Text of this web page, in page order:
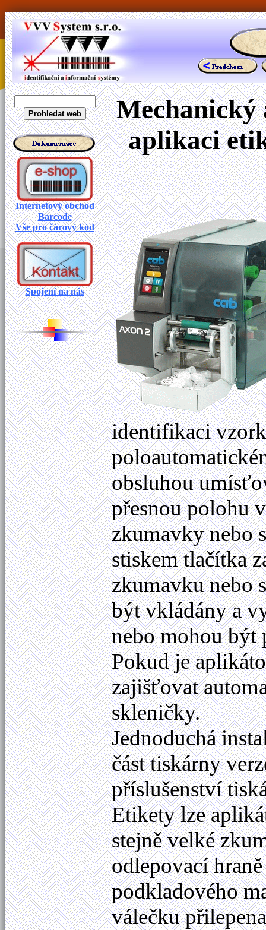
Internetový obchod
Barcode
Vše pro čárový kód
Spojení na nás
aplikaci
identifikaci
obsluhou
přesnou polohu
zkumavky nebo
stiskem tlačítka
zkumavku nebo
být vkládány a
nebo mohou být
Pokud je
zajišťovat
skleničky.
Jednoduchá
část tiskárny
příslušenství
Etikety lze
stejně velké
odlepovací
podkladového
válečku